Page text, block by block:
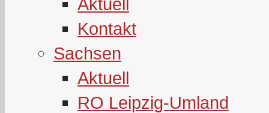
Kontakt
Sachsen
Aktuell
RO Leipzig-Umland